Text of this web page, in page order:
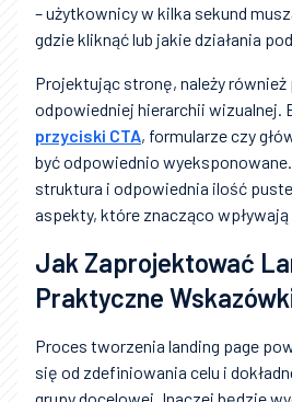
– użytkownicy w kilka sekund
gdzie kliknąć lub jakie działania
Projektując stronę, należy
odpowiedniej hierarchii wizualnej.
przyciski CTA, formularze czy
być odpowiednio
struktura i odpowiednia ilość
aspekty, które znacząco wpływają
Jak Zaprojektować
Praktyczne
Proces tworzenia landing page
się od zdefiniowania celu i
grupy docelowej. Inaczej będzie